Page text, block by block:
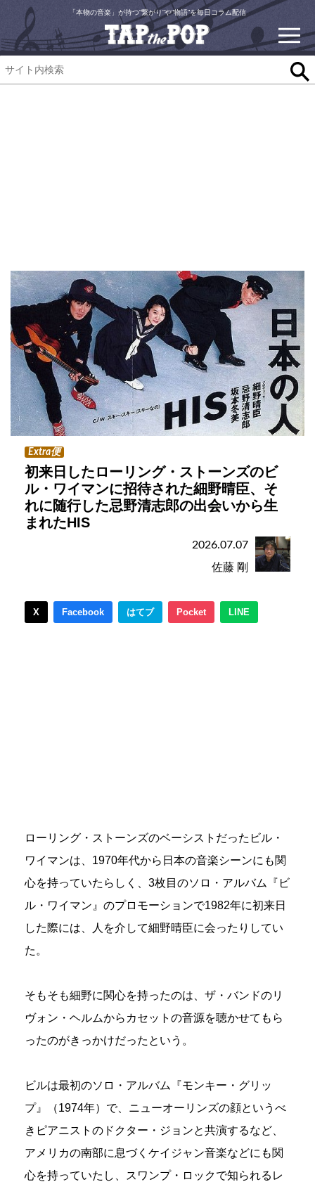
「本物の音楽」が持つ“繋がり”や“物語”を毎日コラム配信
Extra便
初来日したローリング・ストーンズのビ
ル・ワイマンに招待された細野晴臣、そ
れに随行した忌野清志郎の出会いから生
まれたHIS
2026.07.07
佐藤 剛
X Facebook はてブ Pocket LINE
ローリング・ストーンズのベーシストだったビル・
ワイマンは、1970年代から日本の音楽シーンにも関
心を持っていたらしく、3枚目のソロ・アルバム『ビ
ル・ワイマン』のプロモーションで1982年に初来日
した際には、人を介して細野晴臣に会ったりしてい
た。
そもそも細野に関心を持ったのは、ザ・バンドのリ
ヴォン・ヘルムからカセットの音源を聴かせてもら
ったのがきっかけだったという。
ビルは最初のソロ・アルバム『モンキー・グリッ
プ』（1974年）で、ニューオーリンズの顔というべ
きピアニストのドクター・ジョンと共演するなど、
アメリカの南部に息づくケイジャン音楽などにも関
心を持っていたし、スワンプ・ロックで知られるレ